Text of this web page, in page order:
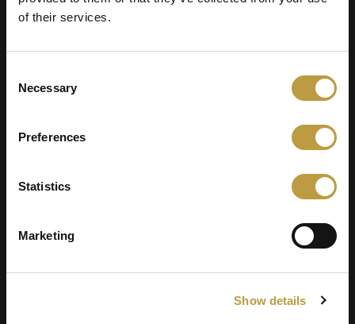
of their services.
Selection
Necessary
Preferences
Statistics
Marketing
Show details
du matériel soumis
Désistement, annulation et
exclusion du concours
caractère personnel